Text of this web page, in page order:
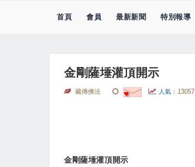
首頁 會員 最新新聞 特別報導
金剛薩埵灌頂開示
藏傳佛法 人氣： 13057
金剛薩埵灌頂開示